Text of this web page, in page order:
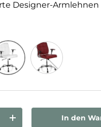
Designer-Armlehnen
Menge erhöhenIn den